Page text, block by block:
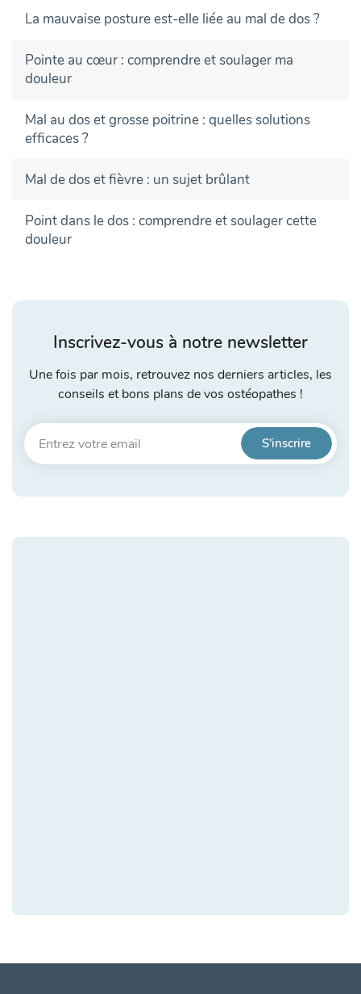
La mauvaise posture est-elle liée au mal de dos ?
Pointe au cœur : comprendre et soulager ma
douleur
Mal au dos et grosse poitrine : quelles solutions
efficaces ?
Mal de dos et fièvre : un sujet brûlant
Point dans le dos : comprendre et soulager cette
douleur
Inscrivez-vous à notre newsletter
Une fois par mois, retrouvez nos derniers articles, les
conseils et bons plans de vos ostéopathes !